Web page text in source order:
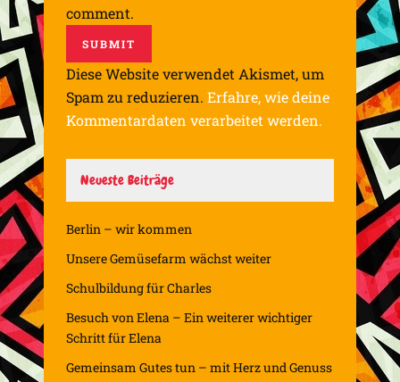
comment.
Diese Website verwendet Akismet, um
Spam zu reduzieren. Erfahre, wie deine
Kommentardaten verarbeitet werden.
Neueste Beiträge
Berlin – wir kommen
Unsere Gemüsefarm wächst weiter
Schulbildung für Charles
Besuch von Elena – Ein weiterer wichtiger
Schritt für Elena
Gemeinsam Gutes tun – mit Herz und Genuss